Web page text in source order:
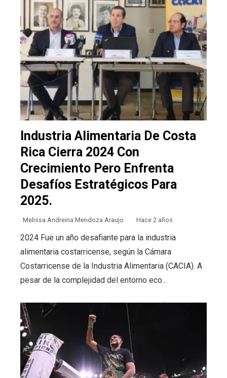
Industria Alimentaria De Costa
Rica Cierra 2024 Con
Crecimiento Pero Enfrenta
Desafíos Estratégicos Para
2025.
Melissa Andreina Mendoza Araujo Hace 2 años
2024 Fue un año desafiante para la industria
alimentaria costarricense, según la Cámara
Costarricense de la Industria Alimentaria (CACIA). A
pesar de la complejidad del entorno eco...